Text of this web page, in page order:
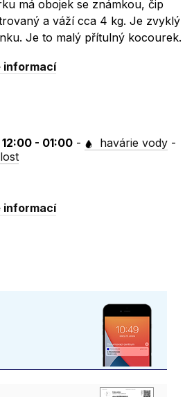
má obojek se známkou, čip
a váží cca 4 kg. Je zvyklý
Je to malý přítulný kocourek.
informací
- 01:00 - havárie vody -
informací